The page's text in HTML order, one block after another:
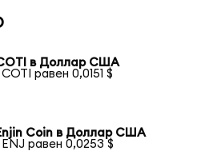
в Доллар США
COTI равен 0,0151 $
Coin в Доллар США
ENJ равен 0,0253 $